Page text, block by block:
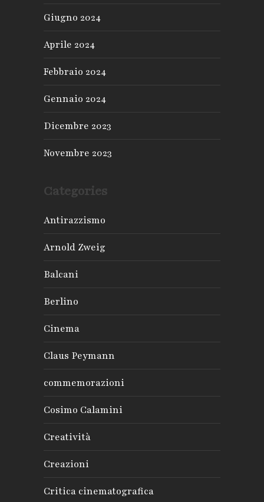
Giugno 2024
Aprile 2024
Febbraio 2024
Gennaio 2024
Dicembre 2023
Novembre 2023
Categories
Antirazzismo
Arnold Zweig
Balcani
Berlino
Cinema
Claus Peymann
commemorazioni
Cosimo Calamini
Creatività
Creazioni
Critica cinematografica